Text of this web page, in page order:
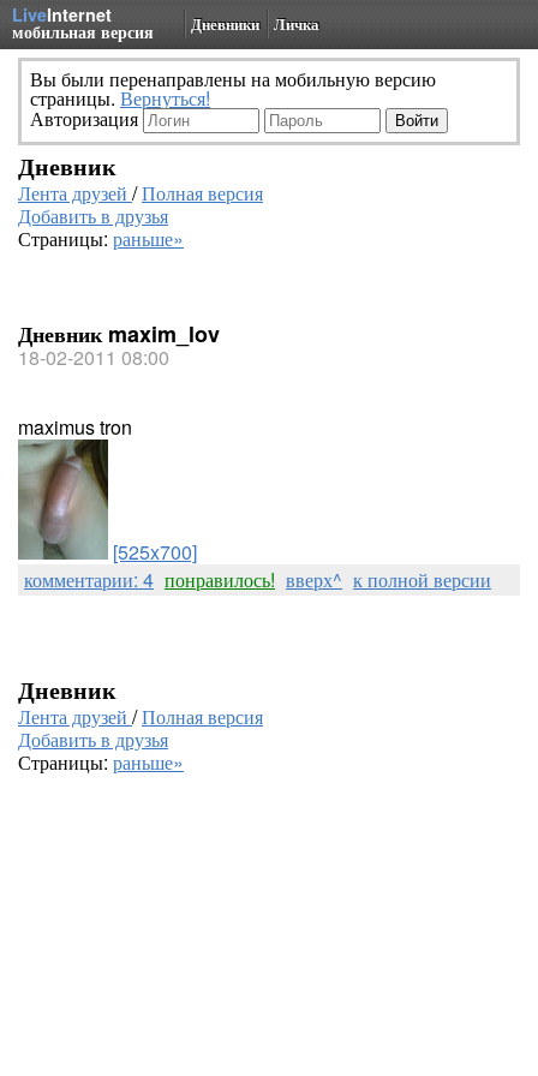
LiveInternet
мобильная версия Дневники Личка
Вы были перенаправлены на мобильную версию
страницы. Вернуться!
Авторизация
Дневник
Лента друзей /Полная версия
Добавить в друзья
Страницы: раньше»
Дневник maxim_lov
18-02-2011 08:00
maximus tron
[525x700]
комментарии: 4 понравилось! вверх^ к полной версии
Дневник
Лента друзей /Полная версия
Добавить в друзья
Страницы: раньше»